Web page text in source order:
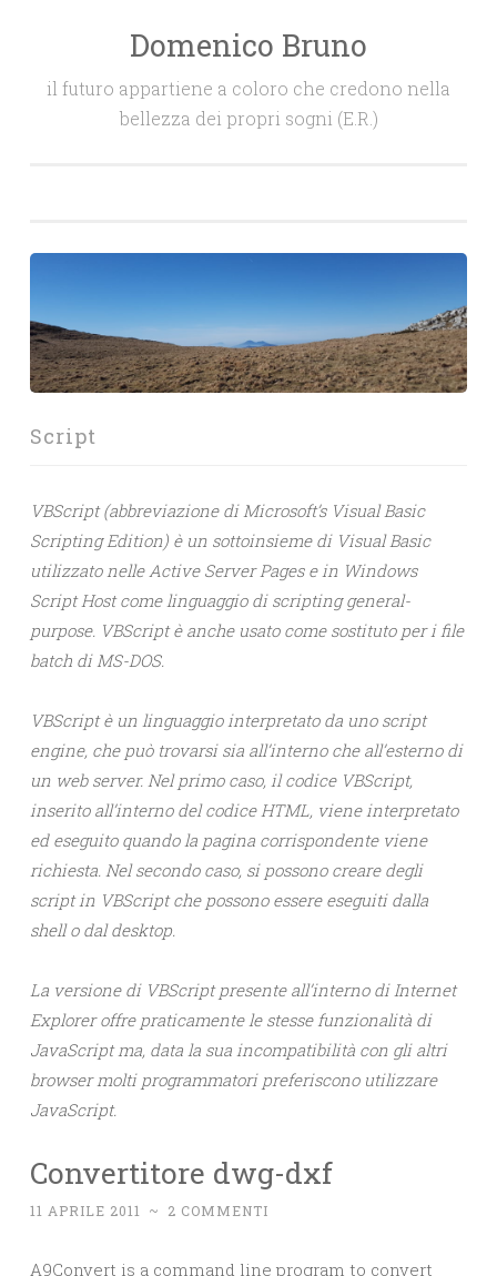
Domenico Bruno
il futuro appartiene a coloro che credono nella
bellezza dei propri sogni (E.R.)
Script
VBScript (abbreviazione di Microsoft’s Visual Basic
Scripting Edition) è un sottoinsieme di Visual Basic
utilizzato nelle Active Server Pages e in Windows
Script Host come linguaggio di scripting general-
purpose. VBScript è anche usato come sostituto per i file
batch di MS-DOS.
VBScript è un linguaggio interpretato da uno script
engine, che può trovarsi sia all’interno che all’esterno di
un web server. Nel primo caso, il codice VBScript,
inserito all’interno del codice HTML, viene interpretato
ed eseguito quando la pagina corrispondente viene
richiesta. Nel secondo caso, si possono creare degli
script in VBScript che possono essere eseguiti dalla
shell o dal desktop.
La versione di VBScript presente all’interno di Internet
Explorer offre praticamente le stesse funzionalità di
JavaScript ma, data la sua incompatibilità con gli altri
browser molti programmatori preferiscono utilizzare
JavaScript.
Convertitore dwg-dxf
11 APRILE 2011 ~ 2 COMMENTI
A9Convert is a command line program to convert